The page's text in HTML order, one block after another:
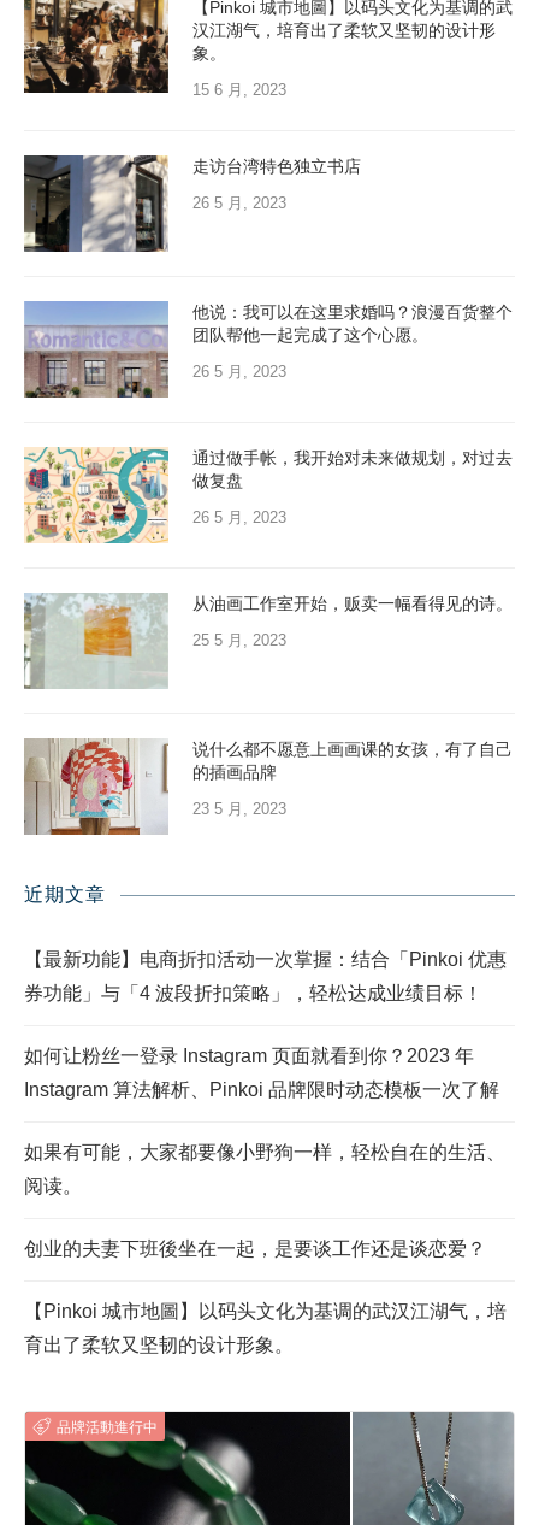
【Pinkoi 城市地圖】以码头文化为基调的武
汉江湖气，培育出了柔软又坚韧的设计形
象。
15 6 月, 2023
走访台湾特色独立书店
26 5 月, 2023
他说：我可以在这里求婚吗？浪漫百货整个
团队帮他一起完成了这个心愿。
26 5 月, 2023
通过做手帐，我开始对未来做规划，对过去
做复盘
26 5 月, 2023
从油画工作室开始，贩卖一幅看得见的诗。
25 5 月, 2023
说什么都不愿意上画画课的女孩，有了自己
的插画品牌
23 5 月, 2023
近期文章
【最新功能】电商折扣活动一次掌握：结合「Pinkoi 优惠
券功能」与「4 波段折扣策略」，轻松达成业绩目标！
如何让粉丝一登录 Instagram 页面就看到你？2023 年
Instagram 算法解析、Pinkoi 品牌限时动态模板一次了解
如果有可能，大家都要像小野狗一样，轻松自在的生活、
阅读。
创业的夫妻下班後坐在一起，是要谈工作还是谈恋爱？
【Pinkoi 城市地圖】以码头文化为基调的武汉江湖气，培
育出了柔软又坚韧的设计形象。